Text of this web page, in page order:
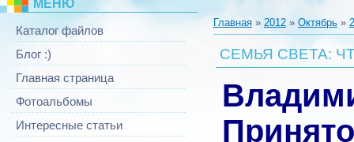
МЕНЮ
Каталог файлов
Блог :)
Главная страница
Фотоальбомы
Интересные статьи
Главная » 2012 » Октябрь » 2
СЕМЬЯ СВЕТА: